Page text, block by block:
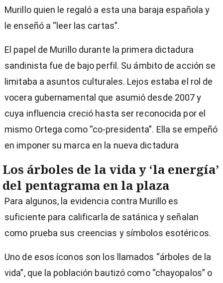
Murillo quien le regaló a esta una baraja española y
le enseñó a “leer las cartas”.
El papel de Murillo durante la primera dictadura
sandinista fue de bajo perfil. Su ámbito de acción se
limitaba a asuntos culturales. Lejos estaba el rol de
vocera gubernamental que asumió desde 2007 y
cuya influencia creció hasta ser reconocida por el
mismo Ortega como “co-presidenta”. Ella se empeñó
en imponer su marca en la nueva dictadura
Los árboles de la vida y ‘la energía’
del pentagrama en la plaza
Para algunos, la evidencia contra Murillo es
suficiente para calificarla de satánica y señalan
como prueba sus creencias y símbolos esotéricos.
Uno de esos íconos son los llamados “árboles de la
vida”, que la población bautizó como “chayopalos” o